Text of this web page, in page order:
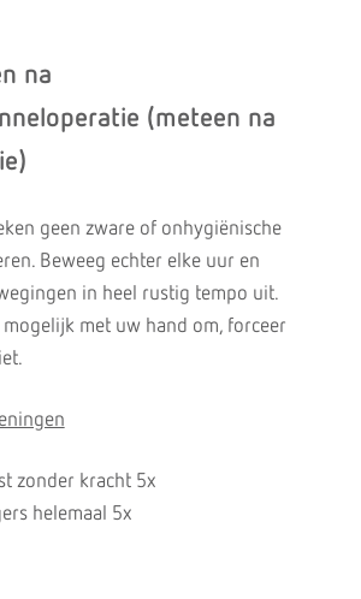
na
(meteen na
geen zware of onhygiënische
Beweeg echter elke uur en
in heel rustig tempo uit.
mogelijk met uw hand om, forceer
vuist zonder kracht 5x
helemaal 5x